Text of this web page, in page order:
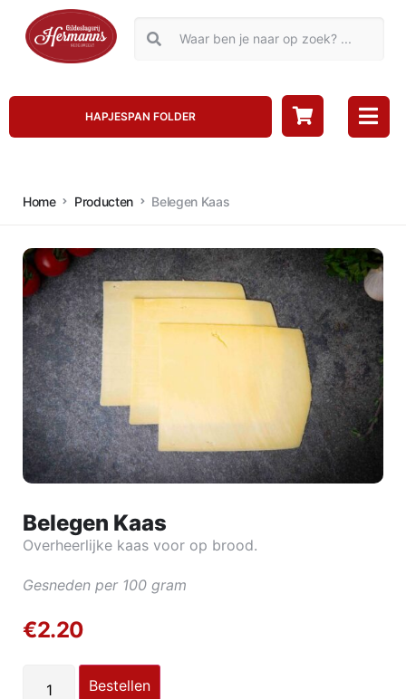
HAPJESPAN FOLDER
Home Producten Belegen Kaas
Belegen Kaas
Overheerlijke kaas voor op brood.
Gesneden per 100 gram
€2.20
Bestellen